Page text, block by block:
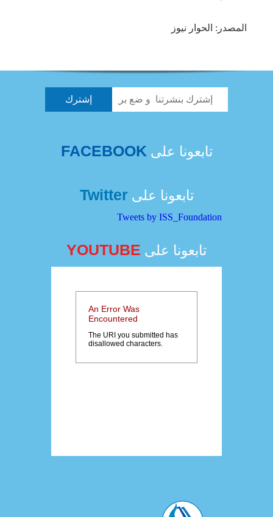
المصدر: الحوار نيوز
تابعونا على FACEBOOK
تابعونا علىTwitter
Tweets by ISS_Foundation
تابعونا على YOUTUBE